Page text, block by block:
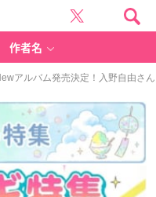
作者名
アルバム発売決定！入野自由さ